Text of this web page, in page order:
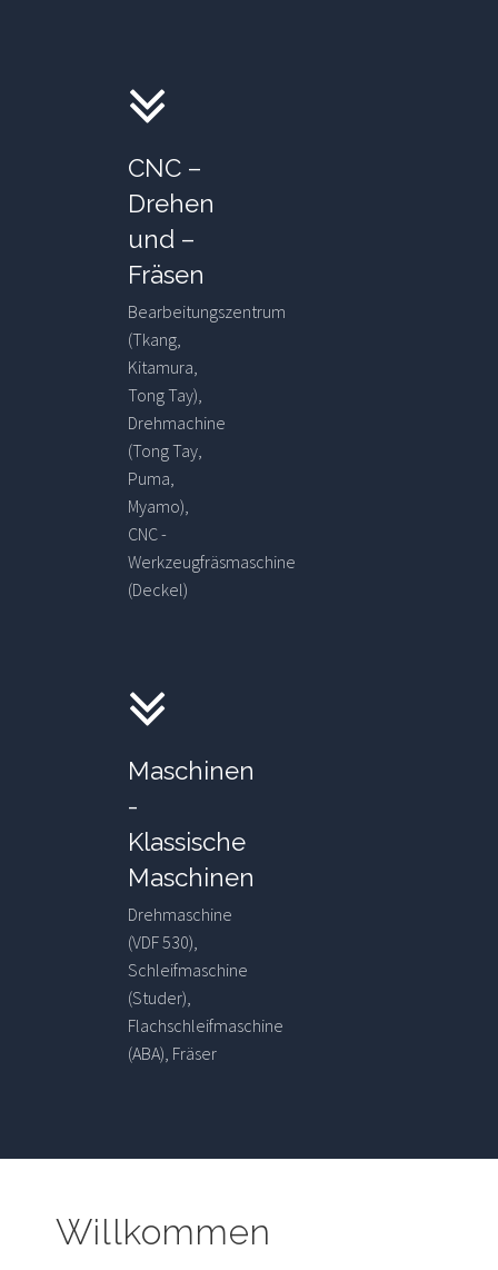
CNC –
Drehen
und –
Fräsen
Bearbeitungszentrum
(Tkang,
Kitamura,
Tong Tay),
Drehmachine
(Tong Tay,
Puma,
Myamo),
CNC -
Werkzeugfräsmaschine
(Deckel)
Maschinen
-
Klassische
Maschinen
Drehmaschine
(VDF 530),
Schleifmaschine
(Studer),
Flachschleifmaschine
(ABA), Fräser
Willkommen